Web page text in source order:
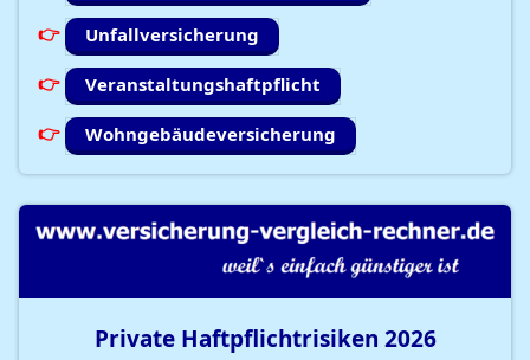
Unfallversicherung
Veranstaltungshaftpflicht
Wohngebäudeversicherung
Private Haftpflichtrisiken 2026